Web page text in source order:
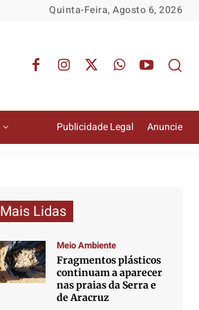
Quinta-Feira, Agosto 6, 2026
Publicidade Legal Anuncie
Mais Lidas
Meio Ambiente
Fragmentos plásticos
continuam a aparecer
nas praias da Serra e
de Aracruz